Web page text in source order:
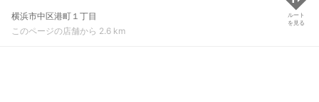
横浜市中区港町１丁目
このページの店舗から 2.6 km
ルート
を見る